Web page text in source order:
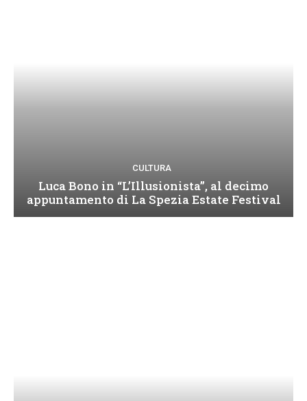
CULTURA
Luca Bono in “L’Illusionista”, al decimo
appuntamento di La Spezia Estate Festival